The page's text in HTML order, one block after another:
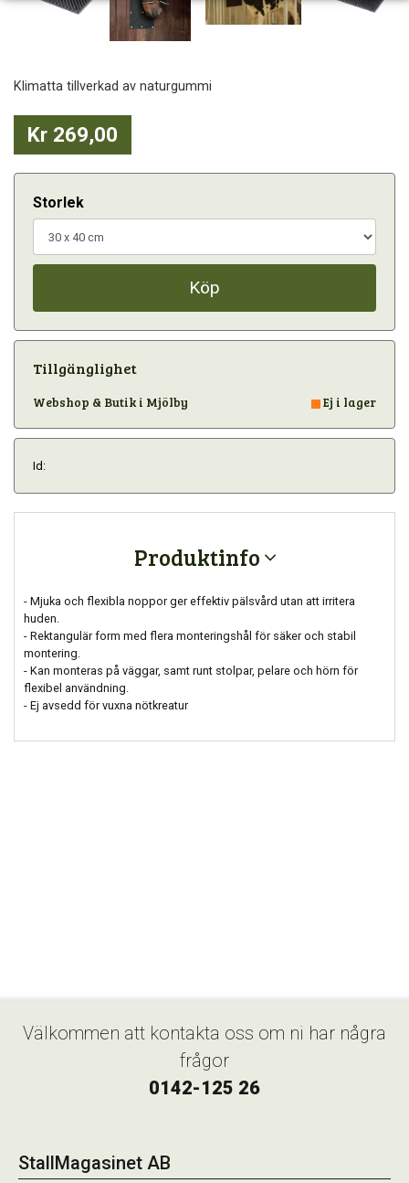
Klimatta tillverkad av naturgummi
Kr 269,00
Storlek
Köp
Tillgänglighet
Webshop & Butik i Mjölby Ej i lager
Id:
Produktinfo
- Mjuka och flexibla noppor ger effektiv pälsvård utan att irritera
huden.
- Rektangulär form med flera monteringshål för säker och stabil
montering.
- Kan monteras på väggar, samt runt stolpar, pelare och hörn för
flexibel användning.
- Ej avsedd för vuxna nötkreatur
Välkommen att kontakta oss om ni har några
frågor
0142-125 26
StallMagasinet AB